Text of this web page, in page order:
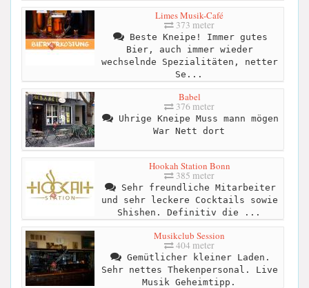
Limes Musik-Café
373 meter
Beste Kneipe! Immer gutes
Bier, auch immer wieder
wechselnde Spezialitäten, netter
Se...
Babel
376 meter
Uhrige Kneipe Muss mann mögen
War Nett dort
Hookah Station Bonn
385 meter
Sehr freundliche Mitarbeiter
und sehr leckere Cocktails sowie
Shishen. Definitiv die ...
Musikclub Session
404 meter
Gemütlicher kleiner Laden.
Sehr nettes Thekenpersonal. Live
Musik Geheimtipp.